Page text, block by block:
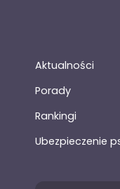
Aktualności
Porady
Rankingi
Ubezpieczenie